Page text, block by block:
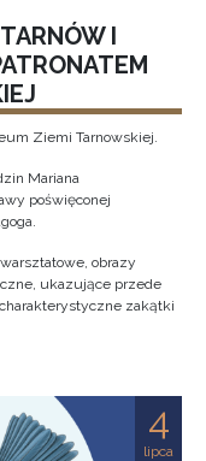
I
Ziemi Tarnowskiej.
Mariana
poświęconej
obrazy
ukazujące przede
zakątki
4
lipca